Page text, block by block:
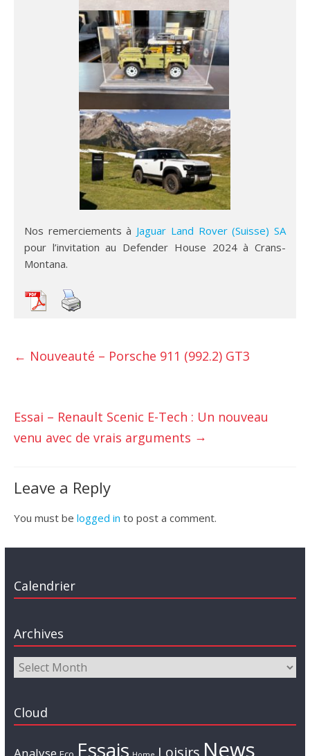
Nos remerciements à Jaguar Land Rover (Suisse) SA
pour l’invitation au Defender House 2024 à Crans-
Montana.
← Nouveauté – Porsche 911 (992.2) GT3
Essai – Renault Scenic E-Tech : Un nouveau
venu avec de vrais arguments →
Leave a Reply
You must be logged in to post a comment.
Calendrier
Archives
Cloud
Analyse Essais Loisirs News